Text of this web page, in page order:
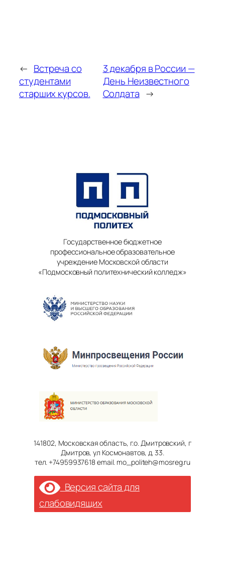
← Встреча со
студентами
старших курсов.
3 декабря в России —
День Неизвестного
Солдата →
Государственное бюджетное
профессиональное образовательное
учреждение Московской области
«Подмосковный политехнический колледж»
141802, Московская область, г.о. Дмитровский, г
Дмитров, ул Космонавтов, д. 33.
тел. +74959937618 email. mo_politeh@mosreg.ru
Версия сайта для
слабовидящих